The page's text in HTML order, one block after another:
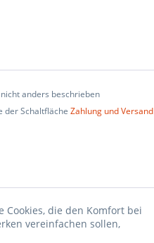
anders beschrieben
der Schaltfläche Zahlung und Versand
die den Komfort bei
vereinfachen sollen,